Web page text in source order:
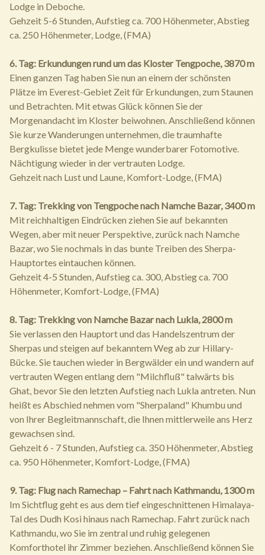
Lodge in Deboche.
Gehzeit 5-6 Stunden, Aufstieg ca. 700 Höhenmeter, Abstieg
ca. 250 Höhenmeter, Lodge, (FMA)
6. Tag: Erkundungen rund um das Kloster Tengpoche, 3870 m
Einen ganzen Tag haben Sie nun an einem der schönsten
Plätze im Everest-Gebiet Zeit für Erkundungen, zum Staunen
und Betrachten. Mit etwas Glück können Sie der
Morgenandacht im Kloster beiwohnen. Anschließend können
Sie kurze Wanderungen unternehmen, die traumhafte
Bergkulisse bietet jede Menge wunderbarer Fotomotive.
Nächtigung wieder in der vertrauten Lodge.
Gehzeit nach Lust und Laune, Komfort-Lodge, (FMA)
7. Tag: Trekking von Tengpoche nach Namche Bazar, 3400 m
Mit reichhaltigen Eindrücken ziehen Sie auf bekannten
Wegen, aber mit neuer Perspektive, zurück nach Namche
Bazar, wo Sie nochmals in das bunte Treiben des Sherpa-
Hauptortes eintauchen können.
Gehzeit 4-5 Stunden, Aufstieg ca. 300, Abstieg ca. 700
Höhenmeter, Komfort-Lodge, (FMA)
8. Tag: Trekking von Namche Bazar nach Lukla, 2800 m
Sie verlassen den Hauptort und das Handelszentrum der
Sherpas und steigen auf bekanntem Weg ab zur Hillary-
Bücke. Sie tauchen wieder in Bergwälder ein und wandern auf
vertrauten Wegen entlang dem "Milchfluß" talwärts bis
Ghat, bevor Sie den letzten Aufstieg nach Lukla antreten. Nun
heißt es Abschied nehmen vom "Sherpaland" Khumbu und
von Ihrer Begleitmannschaft, die Ihnen mittlerweile ans Herz
gewachsen sind.
Gehzeit 6 - 7 Stunden, Aufstieg ca. 350 Höhenmeter, Abstieg
ca. 950 Höhenmeter, Komfort-Lodge, (FMA)
9. Tag: Flug nach Ramechap – Fahrt nach Kathmandu, 1300 m
Im Sichtflug geht es aus dem tief eingeschnittenen Himalaya-
Tal des Dudh Kosi hinaus nach Ramechap. Fahrt zurück nach
Kathmandu, wo Sie im zentral und ruhig gelegenen
Komforthotel ihr Zimmer beziehen. Anschließend können Sie